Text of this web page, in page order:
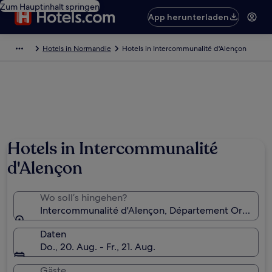
Zum Hauptinhalt springen
App herunterladen
Hotels in Normandie Hotels in Intercommunalité d'Alençon
Hotels in Intercommunalité
d'Alençon
Wo soll’s hingehen?
Intercommunalité d'Alençon, Département Orne,
Daten
Do., 20. Aug. - Fr., 21. Aug.